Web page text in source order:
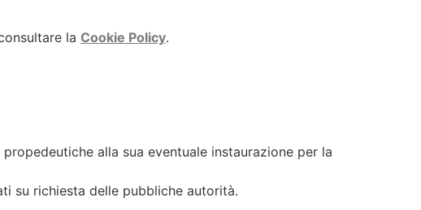
la Cookie Policy.
alla sua eventuale instaurazione per la
su richiesta delle pubbliche autorità.